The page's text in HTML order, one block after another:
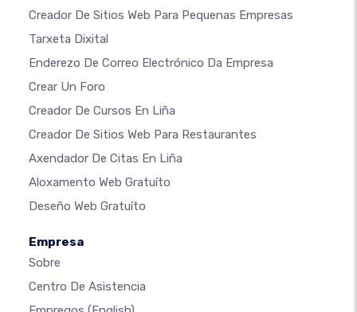
Creador De Sitios Web Para Pequenas Empresas
Tarxeta Dixital
Enderezo De Correo Electrónico Da Empresa
Crear Un Foro
Creador De Cursos En Liña
Creador De Sitios Web Para Restaurantes
Axendador De Citas En Liña
Aloxamento Web Gratuíto
Deseño Web Gratuíto
Empresa
Sobre
Centro De Asistencia